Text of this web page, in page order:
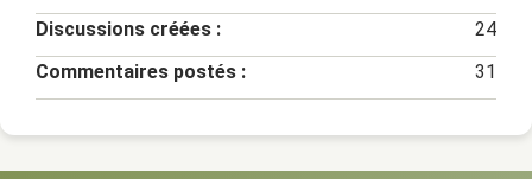
Discussions créées :
24
Commentaires postés :
31